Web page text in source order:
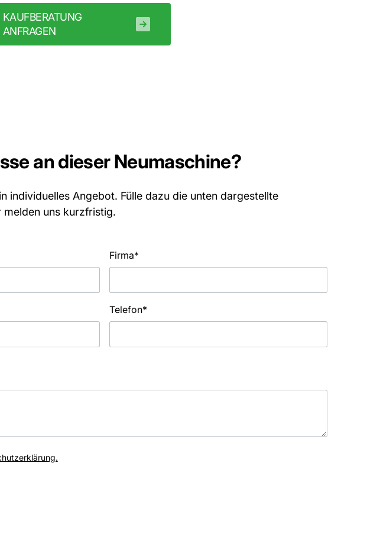
KAUFBERATUNG
ANFRAGEN
an dieser Neumaschine?
individuelles Angebot. Fülle dazu die unten dargestellte
uns kurzfristig.
Firma*
Telefon*